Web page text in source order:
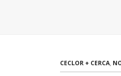
CECLOR + CERCA,